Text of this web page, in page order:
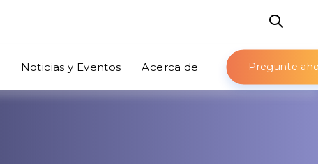
Noticias y Eventos Acerca de Pregunte